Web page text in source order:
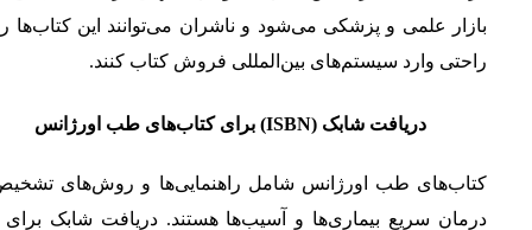
بازار علمی و پزشکی می‌شود و ناشران می‌توانند این کتاب‌ها
راحتی وارد سیستم‌های بین‌المللی فروش کتاب کنند.
دریافت شابک (ISBN) برای کتاب‌های طب اورژانس
کتاب‌های طب اورژانس شامل راهنمایی‌ها و روش‌های
درمان سریع بیماری‌ها و آسیب‌ها هستند. دریافت شابک برای